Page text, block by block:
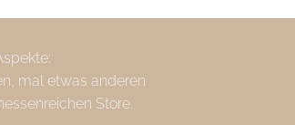
mal etwas anderen
Store.